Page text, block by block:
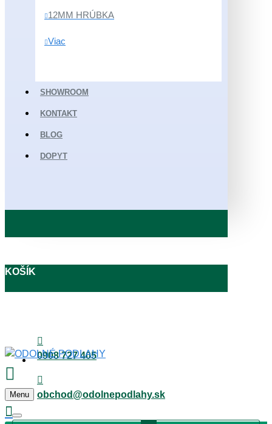
12MM HRÚBKA
Viac
SHOWROOM
KONTAKT
BLOG
DOPYT
KOŠÍK
0908 727 405
obchod@odolnepodlahy.sk
Menu